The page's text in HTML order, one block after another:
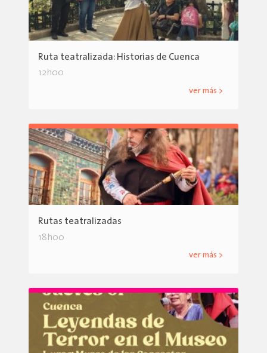
Ruta teatralizada: Historias de Cuenca
12h00
ver más >
Rutas teatralizadas
18h00
ver más >